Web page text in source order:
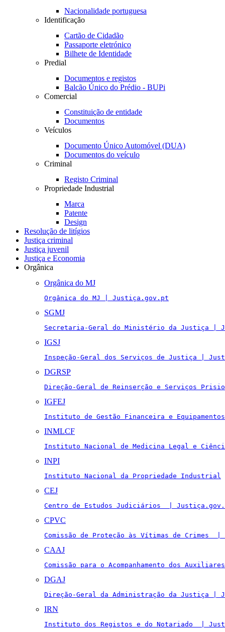
Nacionalidade portuguesa
Identificação
Cartão de Cidadão
Passaporte eletrónico
Bilhete de Identidade
Predial
Documentos e registos
Balcão Único do Prédio - BUPi
Comercial
Constituição de entidade
Documentos
Veículos
Documento Único Automóvel (DUA)
Documentos do veículo
Criminal
Registo Criminal
Propriedade Industrial
Marca
Patente
Design
Resolução de litígios
Justiça criminal
Justiça juvenil
Justiça e Economia
Orgânica
Orgânica do MJ
Orgânica do MJ | Justiça.gov.pt
SGMJ
Secretaria-Geral do Ministério da Justiça |
IGSJ
Inspeção-Geral dos Serviços de Justiça |
DGRSP
Direção-Geral de Reinserção e Serviços
IGFEJ
Instituto de Gestão Financeira e
INMLCF
Instituto Nacional de Medicina Legal e
INPI
Instituto Nacional da Propriedade Industrial
CEJ
Centro de Estudos Judiciários  |
CPVC
Comissão de Proteção às Vítimas de Crimes
CAAJ
Comissão para o Acompanhamento dos
DGAJ
Direção-Geral da Administração da Justiça |
IRN
Instituto dos Registos e do Notariado  |